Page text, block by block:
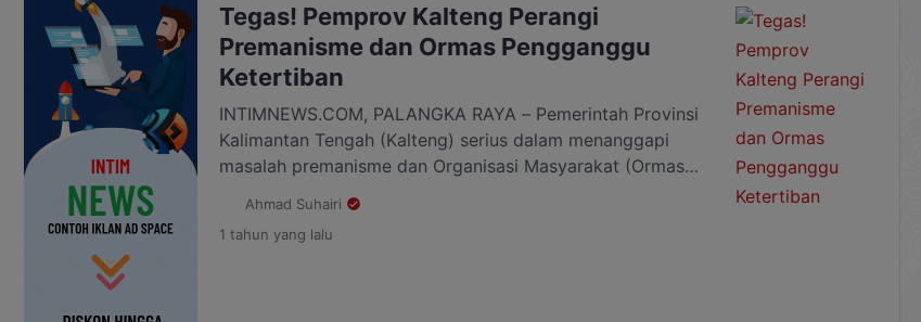
Tegas! Pemprov Kalteng Perangi
Premanisme dan Ormas Pengganggu
Ketertiban
INTIMNEWS.COM, PALANGKA RAYA – Pemerintah Provinsi
Kalimantan Tengah (Kalteng) serius dalam menanggapi
masalah premanisme dan Organisasi Masyarakat (Ormas)
tim satuan tugas (satgas) yang nantinya akan fokus untuk
menangani masalah tersebut. Gubernur Kalteng, Agustiar
Ahmad Suhairi
1 tahun yang lalu